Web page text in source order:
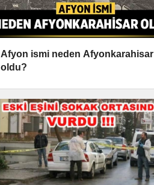
Afyon ismi neden Afyonkarahisar
oldu?